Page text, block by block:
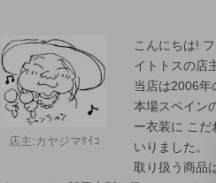
店主:カヤジマｹｲｺ
こんにちは!
イトトスの店
当店は2006年
本場スペイン
ー衣装に こだ
いりました。
取り扱う商品